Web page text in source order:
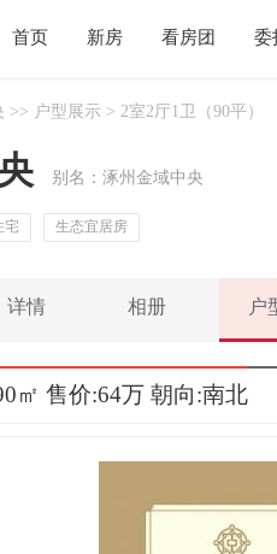
首页 新房 看房团 委
>> 户型展示 > 2室2厅1卫（90平）
别名：涿州金域中央
宅 生态宜居房
详情 相册 户
㎡ 售价:64万 朝向:南北